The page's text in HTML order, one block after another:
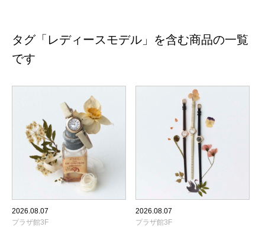
タグ「レディースモデル」を含む商品の一覧
です
2026.08.07
プラザ館3F
2026.08.07
プラザ館3F